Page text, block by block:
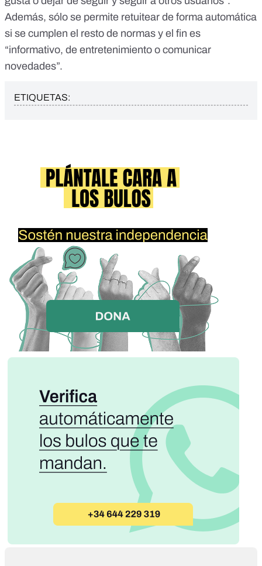
Además, sólo se permite retuitear de forma automática
si se cumplen el resto de normas y el fin es
“informativo, de entretenimiento o comunicar
novedades”.
ETIQUETAS: